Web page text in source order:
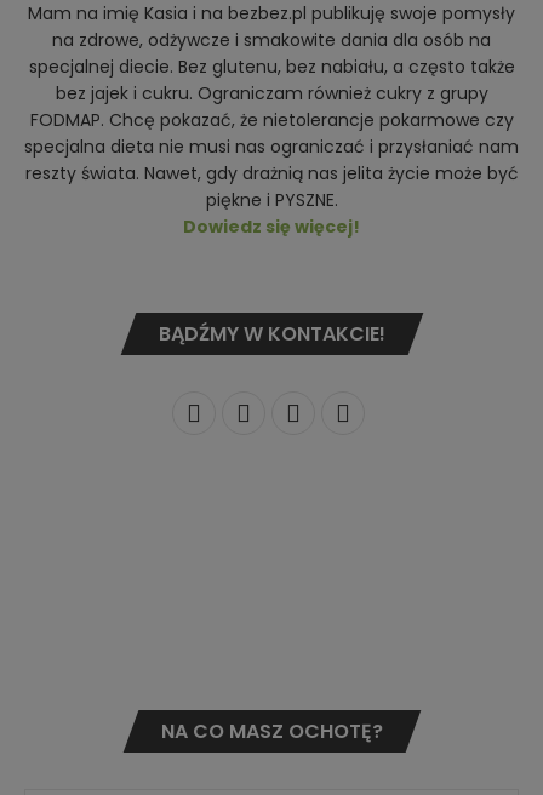
Mam na imię Kasia i na bezbez.pl publikuję swoje pomysły
na zdrowe, odżywcze i smakowite dania dla osób na
specjalnej diecie. Bez glutenu, bez nabiału, a często także
bez jajek i cukru. Ograniczam również cukry z grupy
FODMAP. Chcę pokazać, że nietolerancje pokarmowe czy
specjalna dieta nie musi nas ograniczać i przysłaniać nam
reszty świata. Nawet, gdy drażnią nas jelita życie może być
piękne i PYSZNE.
Dowiedz się więcej!
BĄDŹMY W KONTAKCIE!
NA CO MASZ OCHOTĘ?